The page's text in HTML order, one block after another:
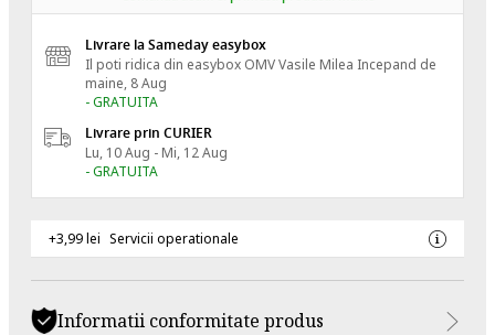
Livrare la Sameday easybox
Il poti ridica din easybox OMV Vasile Milea Incepand de
maine, 8 Aug
- GRATUITA
Livrare prin CURIER
Lu, 10 Aug - Mi, 12 Aug
- GRATUITA
+3,99 lei Servicii operationale
Informatii conformitate produs